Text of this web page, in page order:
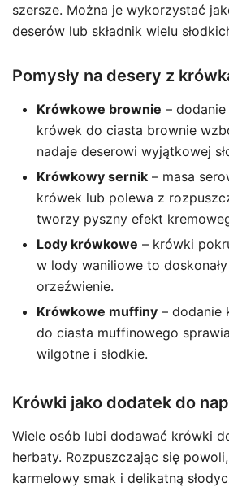
szersze. Można je wykorzystać
deserów lub składnik wielu
Pomysły na desery z
Krówkowe brownie –
krówek do ciasta brownie
nadaje deserowi wyjątkowej
Krówkowy sernik – masa
krówek lub polewa z
tworzy pyszny efekt
Lody krówkowe – krówki
w lody waniliowe to
orzeźwienie.
Krówkowe muffiny – dodanie
do ciasta muffinowego
wilgotne i słodkie.
Krówki jako dodatek do
Wiele osób lubi dodawać krówki
herbaty. Rozpuszczając się
karmelowy smak i delikatną